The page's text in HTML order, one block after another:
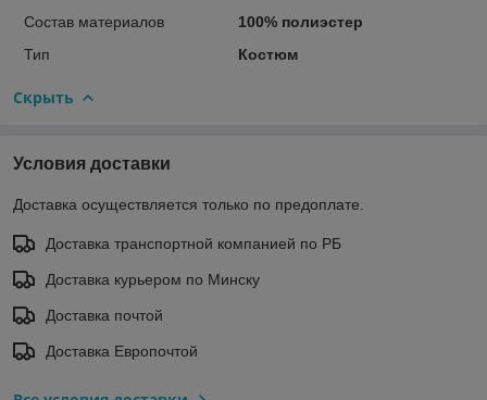
Состав материалов
100% полиэстер
Тип
Костюм
Скрыть
Условия доставки
Доставка осуществляется только по предоплате.
Доставка транспортной компанией по РБ
Доставка курьером по Минску
Доставка почтой
Доставка Европочтой